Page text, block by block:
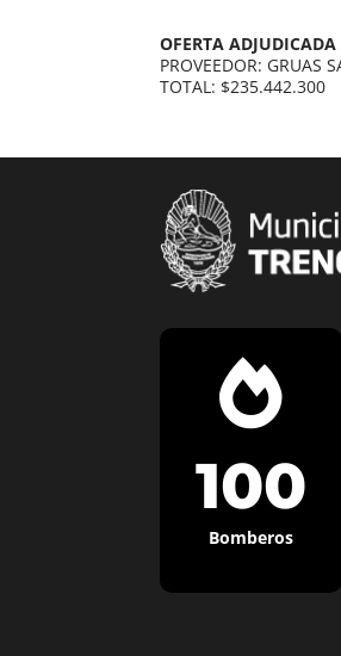
OFERTA ADJUDICADA
PROVEEDOR: GRUAS
TOTAL: $235.442.300

100
Bomberos